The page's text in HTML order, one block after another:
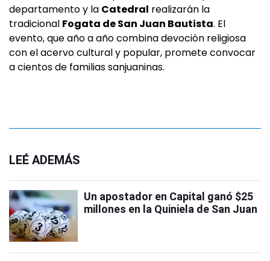
departamento y la Catedral realizarán la
tradicional Fogata de San Juan Bautista. El
evento, que año a año combina devoción religiosa
con el acervo cultural y popular, promete convocar
a cientos de familias sanjuaninas.
LEÉ ADEMÁS
Un apostador en Capital ganó $25
millones en la Quiniela de San Juan